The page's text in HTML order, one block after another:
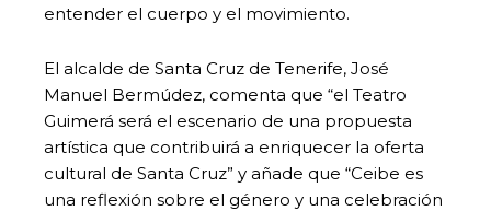
entender el cuerpo y el movimiento.
El alcalde de Santa Cruz de Tenerife, José
Manuel Bermúdez, comenta que “el Teatro
Guimerá será el escenario de una propuesta
artística que contribuirá a enriquecer la oferta
cultural de Santa Cruz” y añade que “Ceibe es
una reflexión sobre el género y una celebración